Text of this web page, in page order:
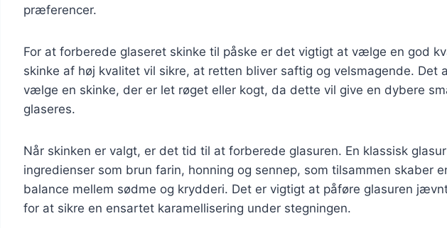
præferencer.
For at forberede glaseret skinke til påske er det vigtigt at vælge en god
skinke af høj kvalitet vil sikre, at retten bliver saftig og velsmagende. Det
vælge en skinke, der er let røget eller kogt, da dette vil give en dybere
glaseres.
Når skinken er valgt, er det tid til at forberede glasuren. En klassisk
ingredienser som brun farin, honning og sennep, som tilsammen skaber
balance mellem sødme og krydderi. Det er vigtigt at påføre glasuren
for at sikre en ensartet karamellisering under stegningen.